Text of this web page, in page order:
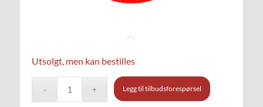
Utsolgt, men kan bestilles
Legg til tilbudsforespørsel